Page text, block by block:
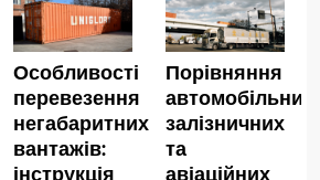
Особливості
перевезення
негабаритних
вантажів:
інструкція
Порівняння
автомобільних,
залізничних
та
авіаційних